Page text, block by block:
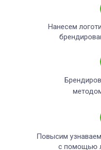
Нанесем
Повысим
с помощью